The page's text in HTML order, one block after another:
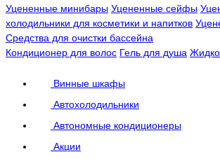
Уцененные минибары Уцененные сейфы
холодильники для косметики и напитков
Средства для очистки бассейна
Кондиционер для волос Гель для душа
Винные шкафы
Автохолодильники
Автономные кондиционеры
Акции